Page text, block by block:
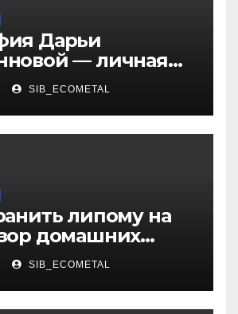
Дарьи
— личная
и
знаменитой
актрисы
SIB_ECOMETAL
липому на
домашних
лечения
SIB_ECOMETAL